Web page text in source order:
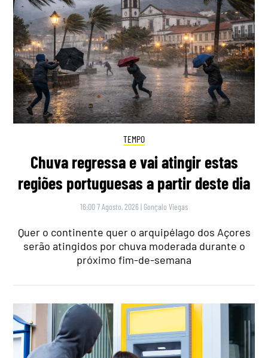
TEMPO
Chuva regressa e vai atingir estas
regiões portuguesas a partir deste dia
16:00 7 Agosto, 2026 | Gonçalo Viegas
Quer o continente quer o arquipélago dos Açores
serão atingidos por chuva moderada durante o
próximo fim-de-semana